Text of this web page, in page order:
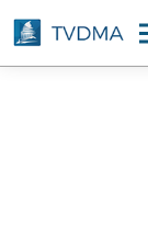
Aller
au
contenu